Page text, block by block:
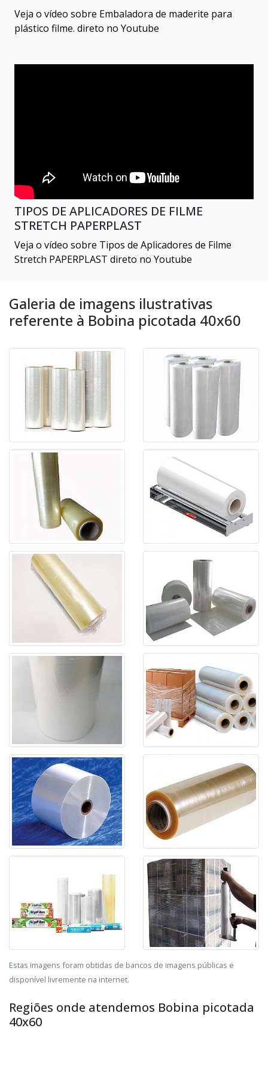
Veja o vídeo sobre Embaladora de maderite para
plástico filme. direto no Youtube
TIPOS DE APLICADORES DE FILME
STRETCH PAPERPLAST
Veja o vídeo sobre Tipos de Aplicadores de Filme
Stretch PAPERPLAST direto no Youtube
Galeria de imagens ilustrativas
referente à Bobina picotada 40x60
Estas imagens foram obtidas de bancos de imagens públicas e
disponível livremente na internet.
Regiões onde atendemos Bobina picotada
40x60